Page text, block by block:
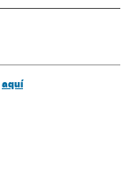
aquí